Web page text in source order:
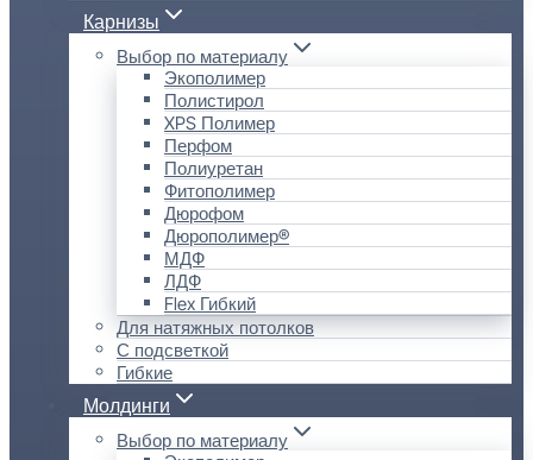
Карнизы
Выбор по материалу
Экополимер
Полистирол
XPS Полимер
Перфом
Полиуретан
Фитополимер
Дюрофом
Дюрополимер®
МДФ
ЛДФ
Flex Гибкий
Для натяжных потолков
С подсветкой
Гибкие
Молдинги
Выбор по материалу